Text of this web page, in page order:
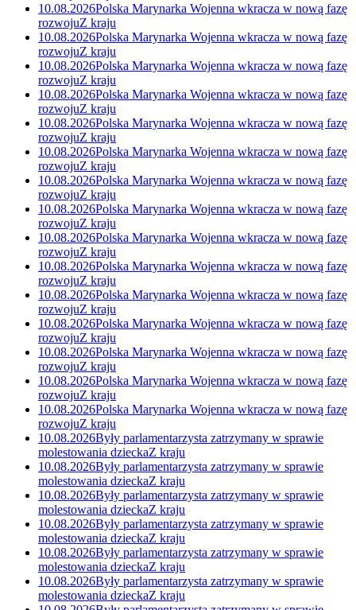
10.08.2026Polska Marynarka Wojenna wkracza w nową fazę
rozwojuZ kraju
10.08.2026Polska Marynarka Wojenna wkracza w nową fazę
rozwojuZ kraju
10.08.2026Polska Marynarka Wojenna wkracza w nową fazę
rozwojuZ kraju
10.08.2026Polska Marynarka Wojenna wkracza w nową fazę
rozwojuZ kraju
10.08.2026Polska Marynarka Wojenna wkracza w nową fazę
rozwojuZ kraju
10.08.2026Polska Marynarka Wojenna wkracza w nową fazę
rozwojuZ kraju
10.08.2026Polska Marynarka Wojenna wkracza w nową fazę
rozwojuZ kraju
10.08.2026Polska Marynarka Wojenna wkracza w nową fazę
rozwojuZ kraju
10.08.2026Polska Marynarka Wojenna wkracza w nową fazę
rozwojuZ kraju
10.08.2026Polska Marynarka Wojenna wkracza w nową fazę
rozwojuZ kraju
10.08.2026Polska Marynarka Wojenna wkracza w nową fazę
rozwojuZ kraju
10.08.2026Polska Marynarka Wojenna wkracza w nową fazę
rozwojuZ kraju
10.08.2026Polska Marynarka Wojenna wkracza w nową fazę
rozwojuZ kraju
10.08.2026Polska Marynarka Wojenna wkracza w nową fazę
rozwojuZ kraju
10.08.2026Polska Marynarka Wojenna wkracza w nową fazę
rozwojuZ kraju
10.08.2026Były parlamentarzysta zatrzymany w sprawie
molestowania dzieckaZ kraju
10.08.2026Były parlamentarzysta zatrzymany w sprawie
molestowania dzieckaZ kraju
10.08.2026Były parlamentarzysta zatrzymany w sprawie
molestowania dzieckaZ kraju
10.08.2026Były parlamentarzysta zatrzymany w sprawie
molestowania dzieckaZ kraju
10.08.2026Były parlamentarzysta zatrzymany w sprawie
molestowania dzieckaZ kraju
10.08.2026Były parlamentarzysta zatrzymany w sprawie
molestowania dzieckaZ kraju